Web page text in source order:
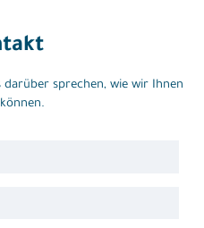
darüber sprechen, wie wir Ihnen